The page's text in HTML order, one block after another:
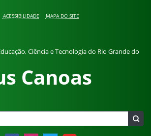
ACESSIBILIDADE MAPA DO SITE
Ciência e Tecnologia do Rio Grande do
Canoas